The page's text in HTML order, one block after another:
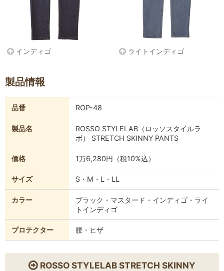
インディゴ ライトインディゴ
製品情報
品番 ROP-48
製品名
ROSSO STYLELAB（ロッソスタイルラ
ボ） STRETCH SKINNY PANTS
価格 1万6,280円（税10%込）
サイズ S・M・L・LL
カラー
ブラック・マスタード・インディゴ・ライ
トインディゴ
プロテクター 腰・ヒザ
ROSSO STYLELAB STRETCH SKINNY